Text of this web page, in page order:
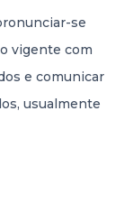
se
vigente com
e comunicar
usualmente